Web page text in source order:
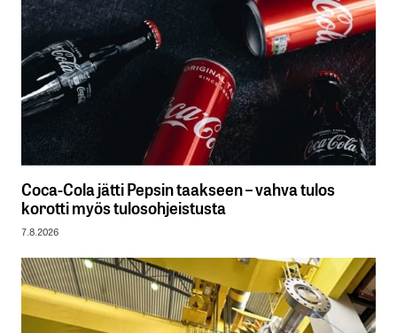
Coca-Cola jätti Pepsin taakseen – vahva tulos
korotti myös tulosohjeistusta
7.8.2026